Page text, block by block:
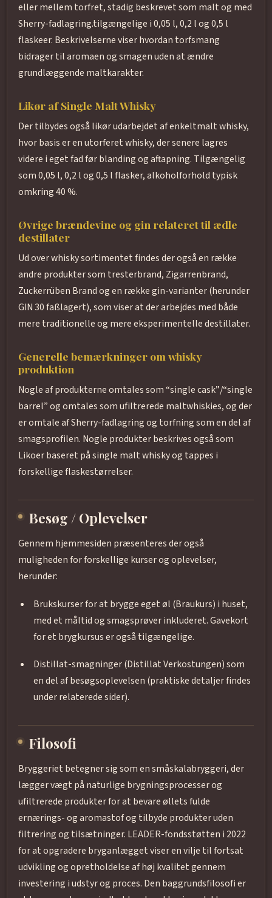
eller mellem torfret, stadig beskrevet som malt og med
Sherry-fadlagring.tilgængelige i 0,05 l, 0,2 l og 0,5 l
flaskeer. Beskrivelserne viser hvordan torfsmang
bidrager til aromaen og smagen uden at ændre
grundlæggende maltkarakter.
Likør af Single Malt Whisky
Der tilbydes også likør udarbejdet af enkeltmalt whisky,
hvor basis er en utorferet whisky, der senere lagres
videre i eget fad før blanding og aftapning. Tilgængelig
som 0,05 l, 0,2 l og 0,5 l flasker, alkoholforhold typisk
omkring 40 %.
Øvrige brændevine og gin relateret til ædle
destillater
Ud over whisky sortimentet findes der også en række
andre produkter som tresterbrand, Zigarrenbrand,
Zuckerrüben Brand og en række gin-varianter (herunder
GIN 30 faßlagert), som viser at der arbejdes med både
mere traditionelle og mere eksperimentelle destillater.
Generelle bemærkninger om whisky
produktion
Nogle af produkterne omtales som “single cask”/“single
barrel” og omtales som ufiltrerede maltwhiskies, og der
er omtale af Sherry-fadlagring og torfning som en del af
smagsprofilen. Nogle produkter beskrives også som
Likoer baseret på single malt whisky og tappes i
forskellige flaskestørrelser.
Besøg / Oplevelser
Gennem hjemmesiden præsenteres der også
muligheden for forskellige kurser og oplevelser,
herunder:
Brukskurser for at brygge eget øl (Braukurs) i huset,
med et måltid og smagsprøver inkluderet. Gavekort
for et brygkursus er også tilgængelige.
Distillat-smagninger (Distillat Verkostungen) som
en del af besøgsoplevelsen (praktiske detaljer findes
under relaterede sider).
Filosofi
Bryggeriet betegner sig som en småskalabryggeri, der
lægger vægt på naturlige brygningsprocesser og
ufiltrerede produkter for at bevare øllets fulde
ernærings- og aromastof og tilbyde produkter uden
filtrering og tilsætninger. LEADER-fondsstøtten i 2022
for at opgradere bryganlægget viser en vilje til fortsat
udvikling og opretholdelse af høj kvalitet gennem
investering i udstyr og proces. Den baggrundsfilosofi er